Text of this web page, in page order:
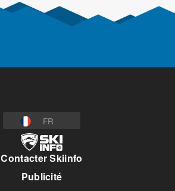
FR
Contacter Skiinfo
Publicité